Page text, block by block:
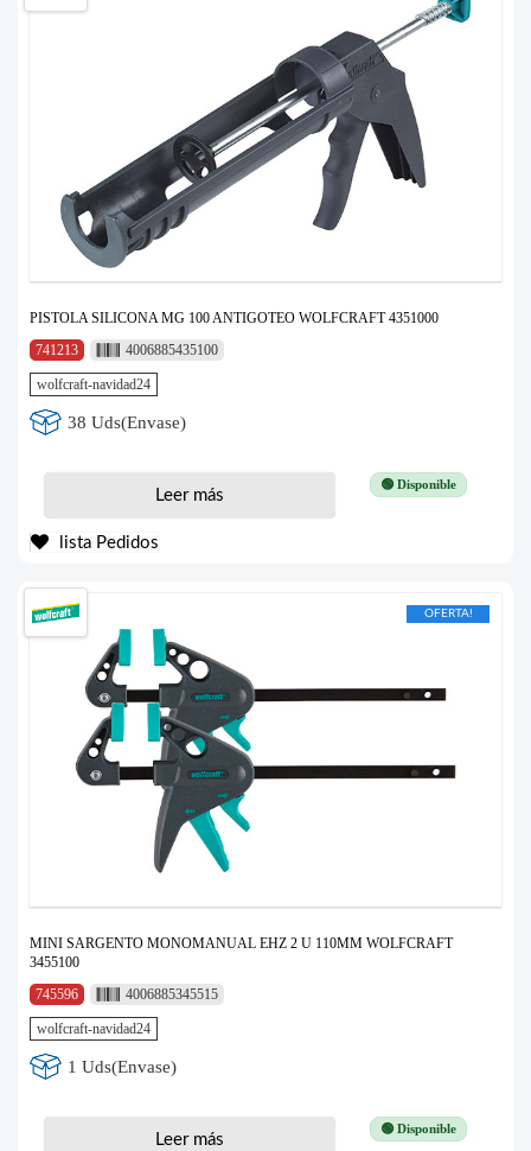
PISTOLA SILICONA MG 100 ANTIGOTEO WOLFCRAFT 4351000
741213
4006885435100
wolfcraft-navidad24
38 Uds(Envase)
🟢 Disponible
Leer más
lista Pedidos
OFERTA!
MINI SARGENTO MONOMANUAL EHZ 2 U 110MM WOLFCRAFT
3455100
745596
4006885345515
wolfcraft-navidad24
1 Uds(Envase)
🟢 Disponible
Leer más